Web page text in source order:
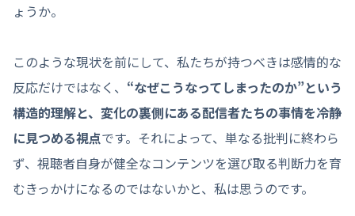
ょうか。
このような現状を前にして、私たちが持つべきは感情的な
反応だけではなく、 “なぜこうなってしまったのか”という
構造的理解と、変化の裏側にある配信者たちの事情を冷静
に見つめる視点です。それによって、単なる批判に終わら
ず、視聴者自身が健全なコンテンツを選び取る判断力を育
むきっかけになるのではないかと、私は思うのです。